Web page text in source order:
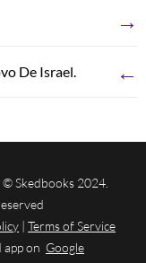
→
De Israel. ←
Skedbooks 2024.
| Terms of Service
on Google